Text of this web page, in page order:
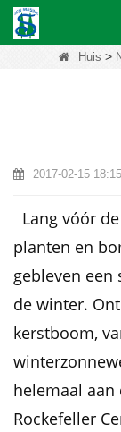
Huis >
2017-02-15
Lang vóór
planten en
gebleven een
de winter.
kerstboom,
helemaal
Rockefeller